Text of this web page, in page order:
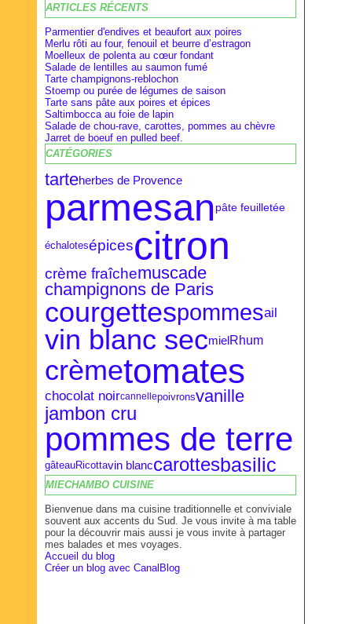
Février(9)
Janvier(8)
Février(16)
Janvier(18)
Avril(28)
Mars(27)
ARTICLES RÉCENTS
Parmentier d'endives et beaufort aux poires
Merlu rôti au four, fenouil et beurre d’estragon
Moelleux de polenta au cœur fondant
Salade de lentilles au saumon fumé
Tarte champignons-reblochon
Stoemp ou purée de légumes de saison
Tarte sans pâte aux poires et épices
Saltimbocca au foie de lapin
Salade de chou-rave, carottes, pommes au chèvre
Jarret de boeuf en pulled beef.
CATÉGORIES
tarteherbes de Provence
parmesan pâte feuilletée
échalotesépicescitron
crème fraîchemuscade
champignons de Paris
courgettespommesail
vin blanc secmielRhum
crèmetomates
chocolat noircannellepoivronsvanille
jambon cru
pommes de terre
gâteauRicottavin blanccarottesbasilic
MIECHAMBO CUISINE
Bienvenue dans ma cuisine traditionnelle et conviviale
souvent aux accents du Sud. Je vous invite à ma table
pour la découvrir mais aussi je vous invite à partager
mes balades et mes voyages.
Accueil du blog
Créer un blog avec CanalBlog